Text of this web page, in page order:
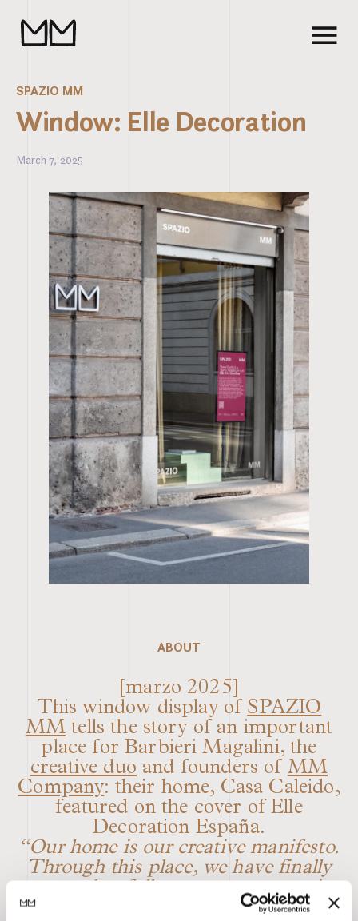
SPAZIO MM
Window: Elle Decoration
March 7, 2025
ABOUT
[marzo 2025]
This window display ofSPAZIO
MM tells the story of an important
place for Barbieri Magalini, the
creative duoand founders ofMM
Company: their home, Casa Caleido,
featured on the cover of Elle
Decoration España.
“Our home is our creative manifesto.
Through this place, we have finally
managed to fully express our creative
vision. Our DNA—made of